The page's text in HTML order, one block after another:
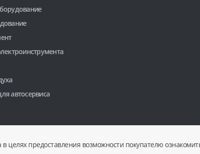
автосервиса
предоставления возможности покупателю